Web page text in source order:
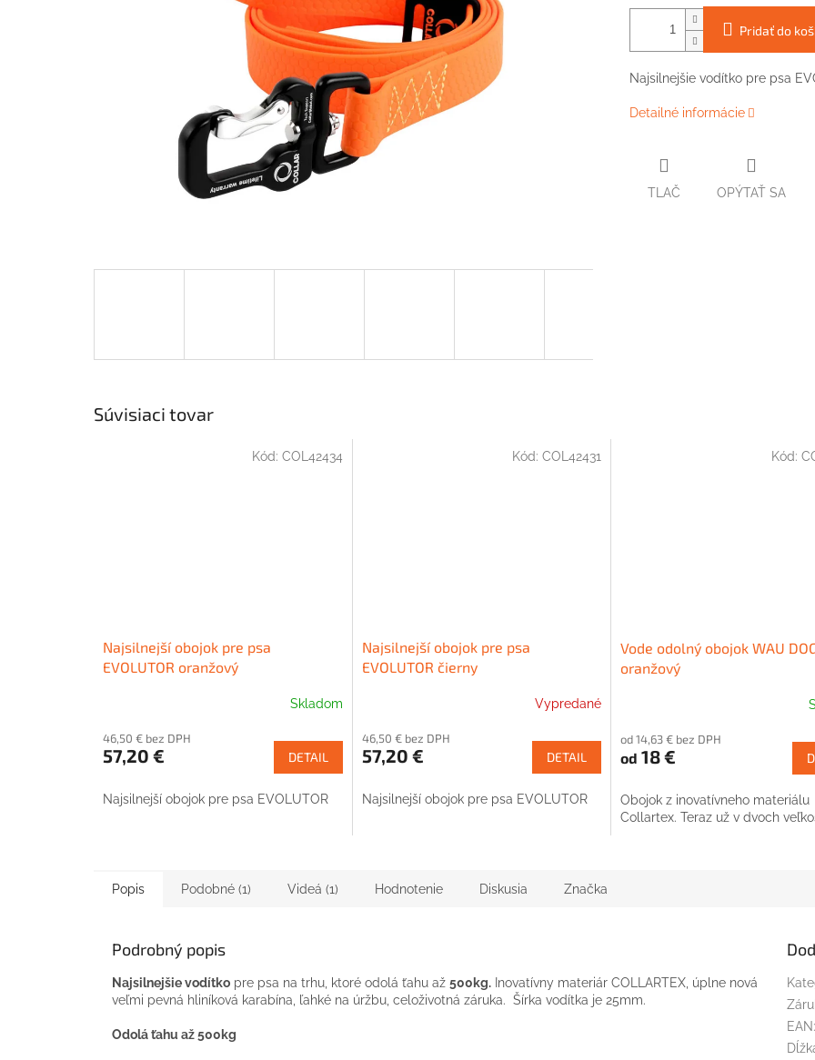
Pridať do
Najsilnejšie vodítko pre psa
Detailné informácie
TLAČ OPÝTAŤ SA
Súvisiaci tovar
Najsilnejší obojok pre psa
EVOLUTOR oranžový
Skladom
46,50 € bez DPH
57,20 € DETAIL
Najsilnejší obojok pre psa EVOLUTOR
Kód: COL42434
Najsilnejší obojok pre psa
EVOLUTOR čierny
Vypredané
46,50 € bez DPH
57,20 € DETAIL
Najsilnejší obojok pre psa EVOLUTOR
Kód: COL42431
Vode odolný obojok WAU
oranžový
od 14,63 € bez DPH
od 18 €
Obojok z inovatívneho materiálu
Collartex. Teraz už v dvoch
Kód:
Popis Podobné (1) Videá (1) Hodnotenie Diskusia Značka
Podrobný popis
Najsilnejšie vodítko pre psa na trhu, ktoré odolá ťahu až 500kg. Inovatívny materiár COLLARTEX, úplne nová
veľmi pevná hliníková karabína, ľahké na úržbu, celoživotná záruka. Šírka vodítka je 25mm.
Odolá ťahu až 500kg
EAN: